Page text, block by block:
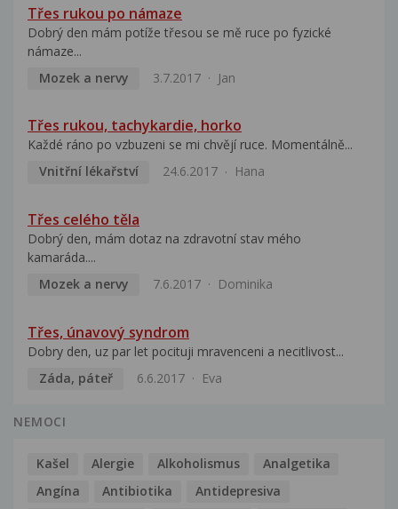
Třes rukou po námaze
Dobrý den mám potíže třesou se mě ruce po fyzické
námaze...
Mozek a nervy
3.7.2017 Jan
Třes rukou, tachykardie, horko
Každé ráno po vzbuzeni se mi chvějí ruce. Momentálně...
Vnitřní lékařství
24.6.2017 Hana
Třes celého těla
Dobrý den, mám dotaz na zdravotní stav mého
kamaráda....
Mozek a nervy
7.6.2017 Dominika
Třes, únavový syndrom
Dobry den, uz par let pocituji mravenceni a necitlivost...
Záda, páteř
6.6.2017 Eva
NEMOCI
Kašel Alergie Alkoholismus
Analgetika
Angína
Antibiotika
Antidepresiva